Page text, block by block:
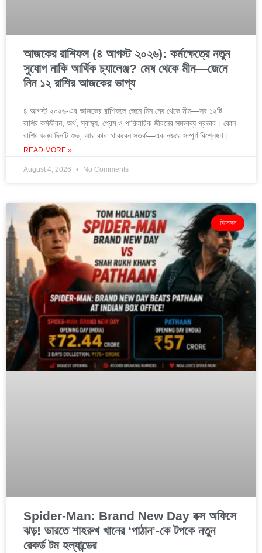
আজকের রাশিফল (৪ আগস্ট ২০২৬): কর্মক্ষেত্রে নতুন
সুযোগ নাকি আর্থিক চ্যালেঞ্জ? মেষ থেকে মীন—জেনে
নিন ১২ রাশির আজকের ভাগ্য
৪ আগস্ট ২০২৬-এর আজকের রাশিফলে জেনে নিন মেষ থেকে মীন—সব ১২টি
রাশির কর্মজীবন, অর্থ, স্বাস্থ্য, প্রেম ও পারিবারিক জীবনের সম্ভাব্য প্রভাব। কোন
রাশির জন্য দিনটি শুভ, আর কারা থাকবেন সতর্ক—এক নজরে সম্পূর্ণ বিশ্লেষণ।
READ MORE »
August 4, 2026 No Comments
বিনোদন
Spider-Man: Brand New Day বক্স অফিসে
ঝড়! ভারতে শাহরুখ খানের ‘পাঠান’-কে টপকে নতুন
রেকর্ড টম হল্যান্ডের